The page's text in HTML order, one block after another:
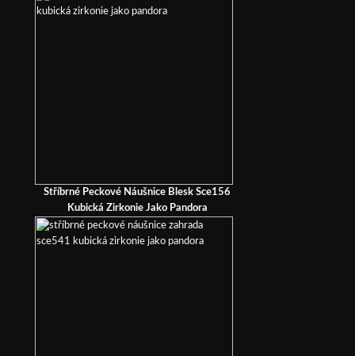
Stříbrné Peckové Náušnice Blesk Sce156
Kubická Zirkonie Jako Pandora